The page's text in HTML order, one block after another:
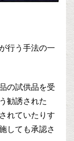
行う手法の一
の試供品を受
勧誘された
れていたりす
しても承認さ